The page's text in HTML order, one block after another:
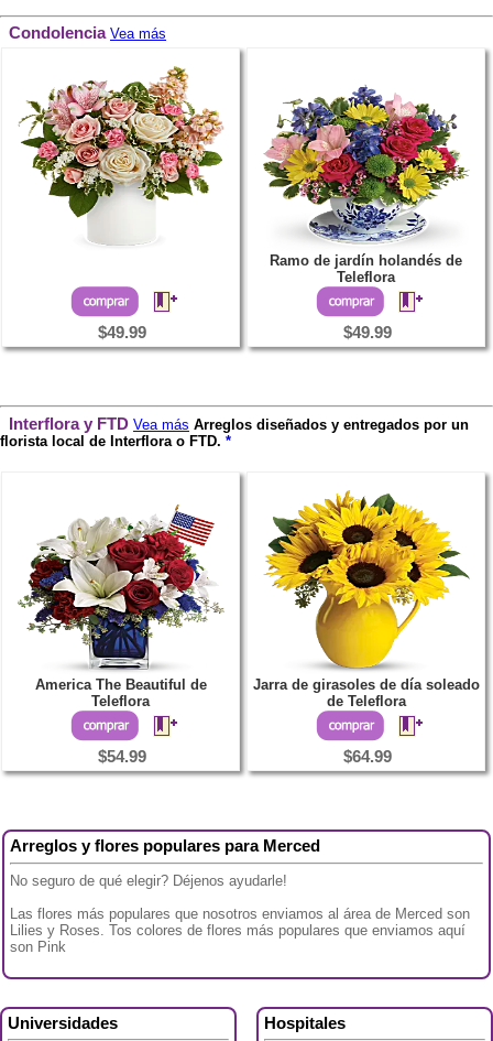
Condolencia Vea más
$49.99
Ramo de jardín holandés de
Teleflora
$49.99
Interflora y FTD Vea más Arreglos diseñados y entregados por un
florista local de Interflora o FTD. *
America The Beautiful de
Teleflora
$54.99
Jarra de girasoles de día soleado
de Teleflora
$64.99
Arreglos y flores populares para Merced
No seguro de qué elegir? Déjenos ayudarle!
Las flores más populares que nosotros enviamos al área de Merced son
Lilies y Roses. Tos colores de flores más populares que enviamos aquí
son Pink
Universidades Hospitales